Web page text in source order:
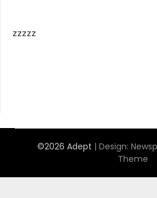
zzzzz
©2026 Adept | Design:
Theme